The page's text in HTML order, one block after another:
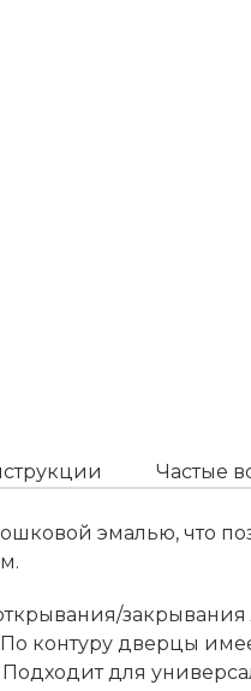
Частые
эмалью, что
контуру дверцы
для